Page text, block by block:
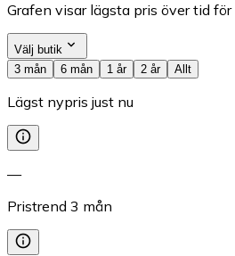
Grafen visar lägsta pris över tid
Välj butik
3 mån
6 mån 1 år 2 år Allt
Lägst nypris just nu
—
Pristrend 3 mån